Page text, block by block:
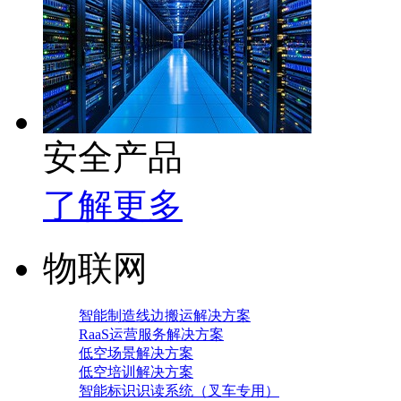
安全产品
了解更多
物联网
智能制造线边搬运解决方案
RaaS运营服务解决方案
低空场景解决方案
低空培训解决方案
智能标识识读系统（叉车专用）